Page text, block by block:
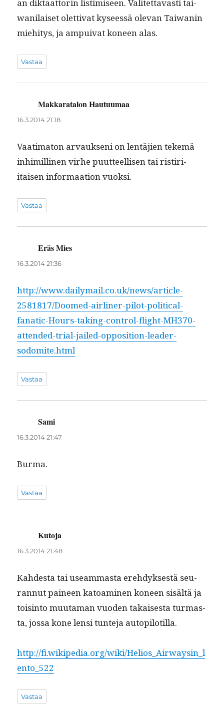
an dik­taat­torin lis­timiseen. Valitet­tavasti tai­
wani­laiset olet­ti­vat kyseessä ole­van Tai­wanin
miehi­tys, ja ampui­v­at koneen alas.
Vastaa
Makkaratalon Hautuumaa
16.3.2014 21:18
Vaa­ti­ma­ton arvauk­seni on lentäjien tekemä
inhimilli­nen virhe puut­teel­lisen tai ris­tiri­
itaisen infor­maa­tion vuoksi.
Vastaa
Eräs Mies
16.3.2014 21:36
http://www.dailymail.co.uk/news/article-
2581817/Doomed-airliner-pilot-political-
fanatic-Hours-taking-control-flight-MH370-
attended-trial-jailed-opposition-leader-
sodomite.html
Vastaa
Sami
16.3.2014 21:47
Bur­ma.
Vastaa
Kutoja
16.3.2014 21:48
Kahdes­ta tai use­am­mas­ta ere­hdyk­ses­tä seu­
ran­nut paineen katoami­nen koneen sisältä ja
tois­in­to muu­ta­man vuo­den takaises­ta tur­mas­
ta, jos­sa kone lensi tun­te­ja autopilotilla.
http://fi.wikipedia.org/wiki/Helios_Airwaysin_l
ento_522
Vastaa